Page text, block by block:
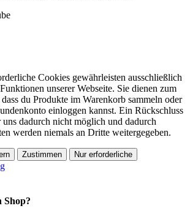
Cookies gewährleisten ausschließlich
unserer Webseite. Sie dienen zum
du Produkte im Warenkorb sammeln oder
einloggen kannst. Ein Rückschluss
dadurch nicht möglich und dadurch
werden niemals an Dritte weitergegeben.
Zustimmen Nur erforderliche
Shop?